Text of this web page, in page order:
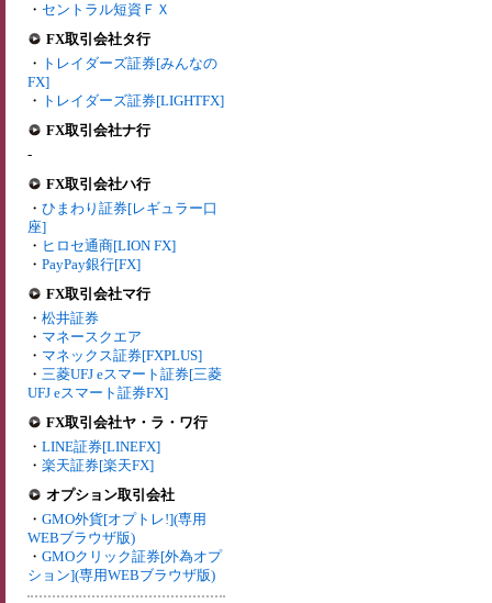
・ セントラル短資ＦＸ
FX取引会社タ行
・ トレイダーズ証券[みんなの
FX]
・ トレイダーズ証券[LIGHTFX]
FX取引会社ナ行
-
FX取引会社ハ行
・ ひまわり証券[レギュラー口
座]
・ ヒロセ通商[LION FX]
・ PayPay銀行[FX]
FX取引会社マ行
・ 松井証券
・ マネースクエア
・ マネックス証券[FXPLUS]
・ 三菱UFJ eスマート証券[三菱
UFJ eスマート証券FX]
FX取引会社ヤ・ラ・ワ行
・ LINE証券[LINEFX]
・ 楽天証券[楽天FX]
オプション取引会社
・ GMO外貨[オプトレ!](専用
WEBブラウザ版)
・ GMOクリック証券[外為オプ
ション](専用WEBブラウザ版)